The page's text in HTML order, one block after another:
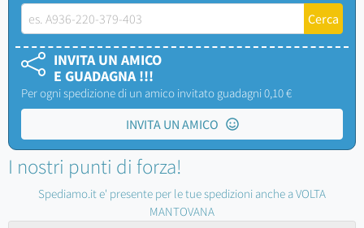
INVITA UN AMICO
E GUADAGNA !!!
Per ogni spedizione di un amico invitato guadagni 0,10 €
INVITA UN AMICO
I nostri punti di forza!
Spediamo.it e' presente per le tue spedizioni anche a VOLTA
MANTOVANA